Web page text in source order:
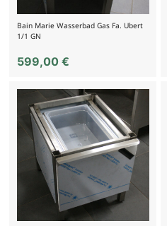
Bain Marie Wasserbad Gas Fa. Ubert
1/1 GN
599,00 €